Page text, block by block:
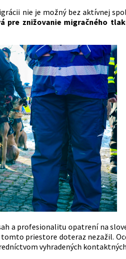
nie je možný bez aktívnej
pre znižovanie migračného
a profesionalitu opatrení na
priestore doteraz nezažil.
vyhradených